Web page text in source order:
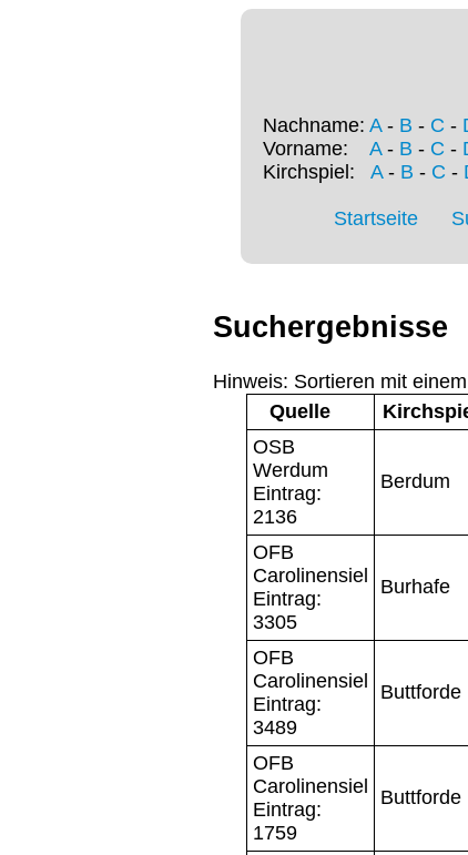
Nachname: A- B - C -
Vorname: A- B - C -
Kirchspiel: A- B - C -
Startseite
Suchergebnisse
Hinweis: Sortieren mit
Quelle
OSB
Werdum
Eintrag:
2136
Berdum
OFB
Carolinensiel
Eintrag:
3305
Burhafe
OFB
Carolinensiel
Eintrag:
3489
Buttforde
OFB
Carolinensiel
Eintrag:
1759
Buttforde